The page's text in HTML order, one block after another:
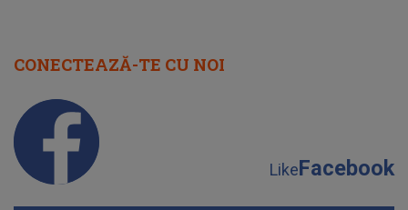
CONECTEAZĂ-TE CU NOI
LikeFacebook